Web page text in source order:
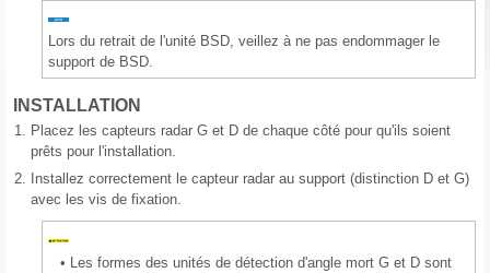
Lors du retrait de l'unité BSD, veillez à ne pas endommager le
support de BSD.
INSTALLATION
1. Placez les capteurs radar G et D de chaque côté pour qu'ils soient
prêts pour l'installation.
2.
Installez correctement le capteur radar au support (distinction D et G)
avec les vis de fixation.
• Les formes des unités de détection d'angle mort G et D sont